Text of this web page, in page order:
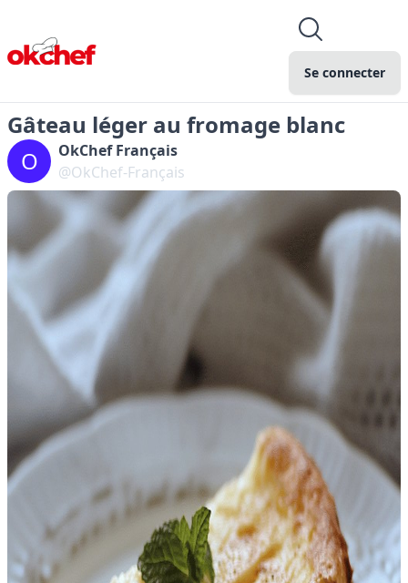
Se connecter
Gâteau léger au fromage blanc
O
OkChef Français
@OkChef-Français